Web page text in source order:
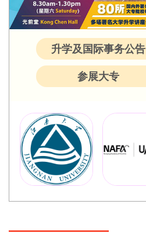
升学及国际事务公告
参展大专